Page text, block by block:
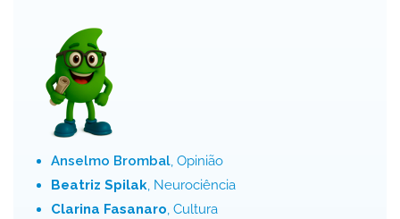
Anselmo Brombal, Opinião
Beatriz Spilak, Neurociência
Clarina Fasanaro, Cultura